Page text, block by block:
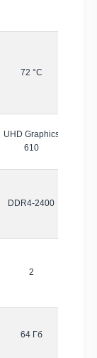
72 °C
UHD Graphics
610
DDR4-2400
2
64 Гб